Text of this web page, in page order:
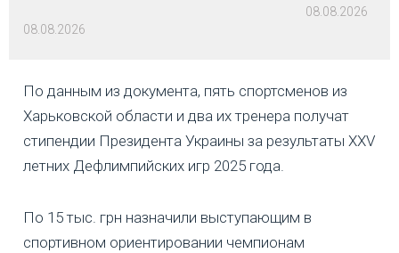
08.08.2026
08.08.2026
По данным из документа, пять спортсменов из
Харьковской области и два их тренера получат
стипендии Президента Украины за результаты XXV
летних Дефлимпийских игр 2025 года.
По 15 тыс. грн назначили выступающим в
спортивном ориентировании чемпионам